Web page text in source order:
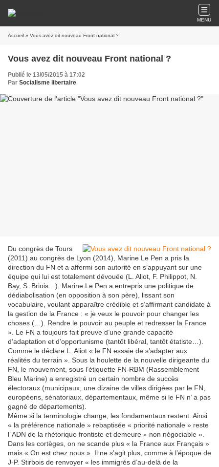
MENU
Accueil » Vous avez dit nouveau Front national ?
Vous avez dit nouveau Front national ?
Publié le 13/05/2015 à 17:02
Par Socialisme libertaire
Du congrès de Tours
(2011) au congrès de Lyon (2014), Marine Le Pen a pris la
direction du FN et a affermi son autorité en s’appuyant sur une
équipe qui lui est totalement dévouée (L. Aliot, F. Philippot, N.
Bay, S. Briois…). Marine Le Pen a entrepris une politique de
dédiabolisation (en opposition à son père), lissant son
vocabulaire, voulant apparaître crédible et s’affirmant candidate à
la gestion de la France : « je veux le pouvoir pour changer les
choses (…). Rendre le pouvoir au peuple et redresser la France
». Le FN a toujours fait preuve d’une grande capacité
d’adaptation et d’opportunisme (tantôt libéral, tantôt étatiste…).
Comme le déclare L .Aliot « le FN essaie de s’adapter aux
réalités du terrain ». Sous la houlette de la nouvelle dirigeante du
FN, le mouvement, sous l’étiquette FN-RBM (Rassemblement
Bleu Marine) a enregistré un certain nombre de succès
électoraux (municipaux, une dizaine de villes dirigées par le FN,
européens, sénatoriaux, départementaux, même si le FN n’ a pas
gagné de départements).
Même si la terminologie change, les fondamentaux restent. Ainsi
« la préférence nationale » rebaptisée « priorité nationale » reste
l’ ADN de la rhétorique frontiste et demeure « non négociable ».
Dans les cortèges, on ne scande plus « la France aux Français »
mais « On est chez nous ». Il ne s’agit plus, comme à l’époque de
J-P. Stirbois de renvoyer « les immigrés d’au-delà de la